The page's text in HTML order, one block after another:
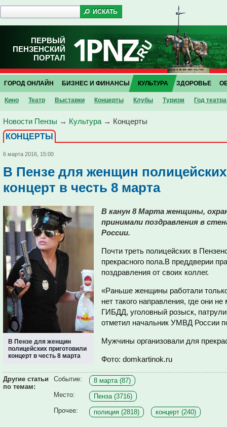
ПЕРВЫЙ
ПЕНЗЕНСКИЙ
ПОРТАЛ
ГОРОД ОНЛАЙН БИЗНЕС И ФИНАНСЫ КУЛЬТУРА
Кино Театр Выставки Концерты Клубы Туризм Год театра
ЗДОРОВЬЕ
Новости Пензы → Культура → Концерты
КОНЦЕРТЫ
6 марта 2016, 15:00
В Пензе для женщин
концерт в честь 8 марта
В Пензе для женщин
полицейских приготовили
концерт в честь 8 марта
В канун 8 Марта женщины,
принимали поздравления в
России.
Почти треть полицейских в
прекрасного пола.В преддверии
поздравления от своих коллег.
«Раньше женщины работали
нет такого направления, где они
ГИБДД, уголовный розыск,
отметил начальник УМВД России
Мужчины организовали для
Фото: domkartinok.ru
Другие статьи
по темам:
Событие:
8 марта (87)
Место:
Пенза (3716)
Прочее:
полиция (2818) концерт (240)